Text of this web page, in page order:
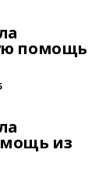
помощь
из